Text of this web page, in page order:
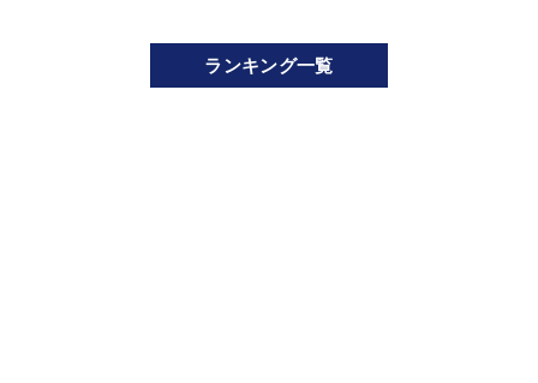
ランキング一覧